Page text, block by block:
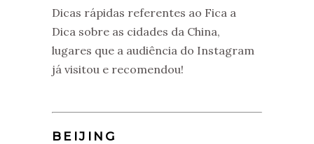
Dicas rápidas referentes ao Fica a
Dica sobre as cidades da China,
lugares que a audiência do Instagram
já visitou e recomendou!
BEIJING